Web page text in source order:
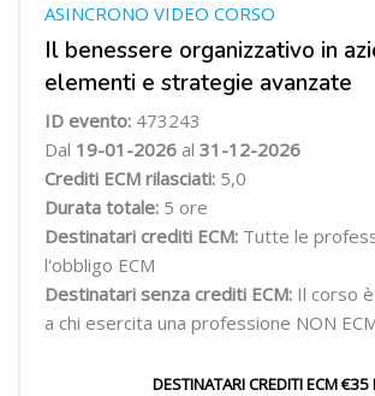
Il benessere organizzativo in
elementi e strategie avanzate
ASINCRONO VIDEO CORSO
ID evento: 473243
Dal 19-01-2026 al 31-12-2026
Crediti ECM rilasciati: 5,0
Durata totale: 5 ore
Destinatari crediti ECM: Tutte le
l'obbligo ECM
Destinatari senza crediti ECM: Il corso
a chi esercita una professione NON
DESTINATARI CREDITI ECM €35